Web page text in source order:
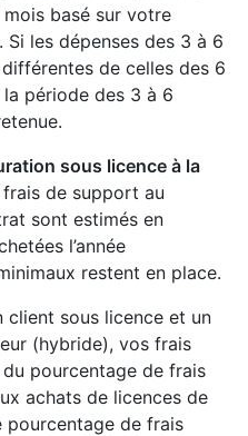
basé sur votre
les dépenses des 3 à 6
de celles des 6
période des 3 à 6
sous licence à la
frais de support au
sont estimés en
l’année
restent en place.
client sous licence et un
(hybride), vos frais
pourcentage de frais
achats de licences de
pourcentage de frais